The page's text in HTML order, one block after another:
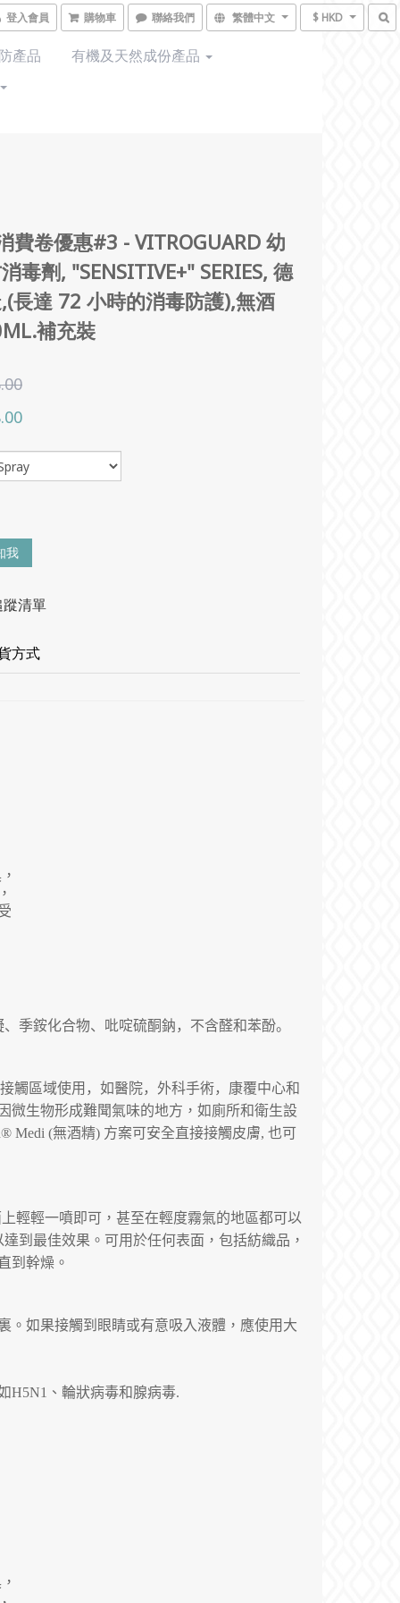
登入會員 購物車 聯絡我們 繁體中文 $ HKD
產品 有機及天然成份產品
費卷優惠#3 - VITROGUARD 幼
毒劑, "SENSITIVE+" SERIES, 德
長達 72 小時的消毒防護),無酒
補充裝
我
清單
方式
季銨化合物、吡啶硫酮鈉，不含醛和苯酚。
觸區域使用，如醫院，外科手術，康覆中心和
微生物形成難聞氣味的地方，如廁所和衛生設
Medi (無酒精) 方案可安全直接接觸皮膚, 也可
輕輕一噴即可，甚至在輕度霧氣的地區都可以
到最佳效果。可用於任何表面，包括紡織品，
到幹燥。
。如果接觸到眼睛或有意吸入液體，應使用大
H5N1 、輪狀病毒和腺病毒.